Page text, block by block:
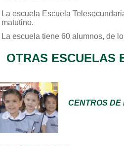
La escuela Escuela
matutino.
La escuela tiene 60 alumnos, de
OTRAS ESCUELAS
CENTROS DE